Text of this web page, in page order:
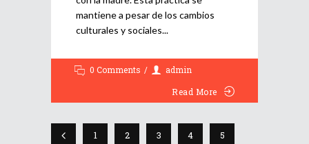
mantiene a pesar de los cambios
culturales y sociales
0 Comments
admin
Read More
1 2 3 4 5